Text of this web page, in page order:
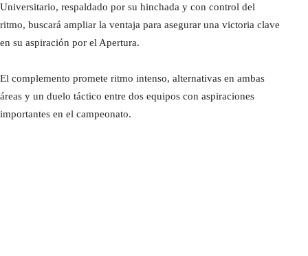
Universitario, respaldado por su hinchada y con control del
ritmo, buscará ampliar la ventaja para asegurar una victoria clave
en su aspiración por el Apertura.
El complemento promete ritmo intenso, alternativas en ambas
áreas y un duelo táctico entre dos equipos con aspiraciones
importantes en el campeonato.